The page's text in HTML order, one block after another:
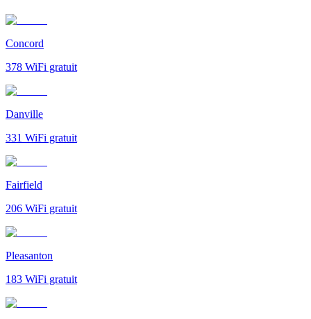
Concord
378 WiFi gratuit
Danville
331 WiFi gratuit
Fairfield
206 WiFi gratuit
Pleasanton
183 WiFi gratuit